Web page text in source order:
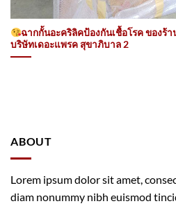
ฉากกั้นอะคริลิคป้องกันเชื้อโรค ของร้
บริษัทเดอะแพรค สุขาภิบาล 2
ABOUT
Lorem ipsum dolor sit amet,
diam nonummy nibh euismod